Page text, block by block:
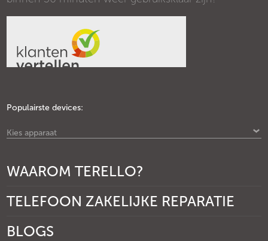
Populairste devices:
Kies apparaat
WAAROM TERELLO?
TELEFOON ZAKELIJKE REPARATIE
BLOGS